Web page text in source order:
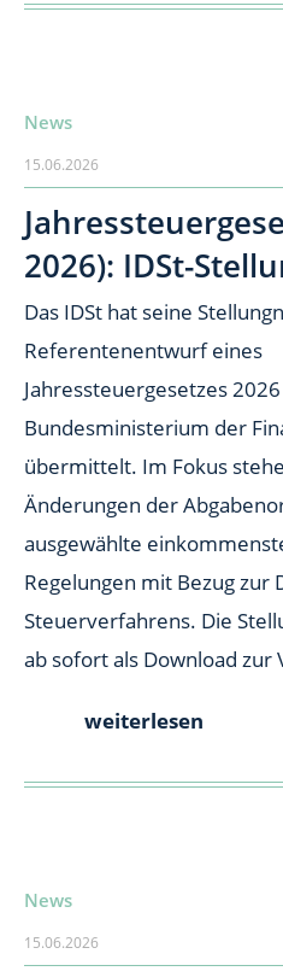
News
15.06.2026
2026): IDSt-
Das IDSt hat seine
Referentenentwurf eines
Jahressteuergesetzes
Bundesministerium der
übermittelt. Im Fokus
Änderungen der
ausgewählte
Regelungen mit Bezug zur
Steuerverfahrens. Die
ab sofort als Download zur
weiterlesen
News
15.06.2026